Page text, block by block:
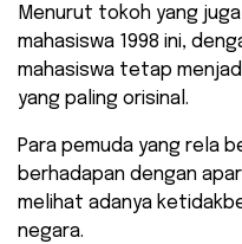
​Menurut tokoh yang
mahasiswa 1998 ini,
mahasiswa tetap
yang paling orisinal.
Para pemuda yang rela
berhadapan dengan
melihat adanya
negara.